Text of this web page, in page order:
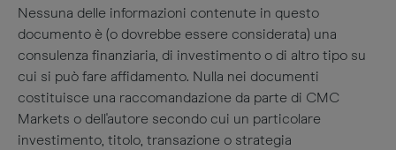
Nessuna delle informazioni contenute in questo
documento è (o dovrebbe essere considerata) una
consulenza finanziaria, di investimento o di altro tipo su
cui si può fare affidamento. Nulla nei documenti
costituisce una raccomandazione da parte di CMC
Markets o dell'autore secondo cui un particolare
investimento, titolo, transazione o strategia